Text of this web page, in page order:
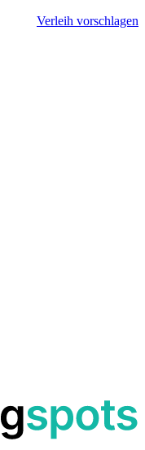
Verleih vorschlagen